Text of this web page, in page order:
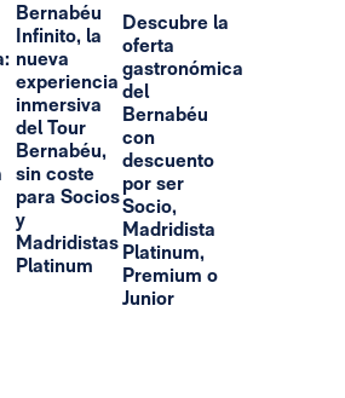
Bernabéu
Infinito, la
nueva
experiencia
inmersiva
del Tour
Bernabéu,
sin coste
para Socios
y
Madridistas
Platinum
Descubre la
oferta
gastronómica
del
Bernabéu
con
descuento
por ser
Socio,
Madridista
Platinum,
Premium o
Junior